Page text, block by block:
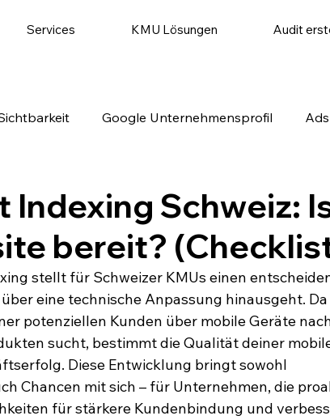
Services KMU Lösungen Audit
Google Unternehmensprofil
Indexing Schweiz:
bereit?
stellt für Schweizer KMUs einen
eine technische Anpassung hinausgeht.
potenziellen Kunden über mobile Geräte
sucht, bestimmt die Qualität deiner
Diese Entwicklung bringt sowohl
Chancen mit sich – für Unternehmen, die
für stärkere Kundenbindung und